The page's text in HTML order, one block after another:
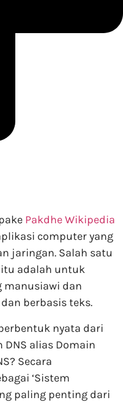
Pakdhe Wikipedia
computer yang
jaringan. Salah satu
adalah untuk
manusiawi dan
berbasis teks.
nyata dari
alias Domain
Secara
‘Sistem
paling penting dari